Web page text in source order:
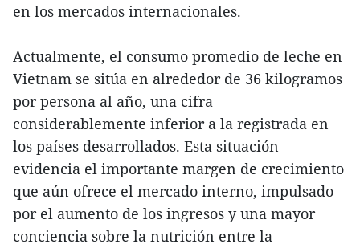
en los mercados internacionales.
Actualmente, el consumo promedio de leche en
Vietnam se sitúa en alrededor de 36 kilogramos
por persona al año, una cifra
considerablemente inferior a la registrada en
los países desarrollados. Esta situación
evidencia el importante margen de crecimiento
que aún ofrece el mercado interno, impulsado
por el aumento de los ingresos y una mayor
conciencia sobre la nutrición entre la